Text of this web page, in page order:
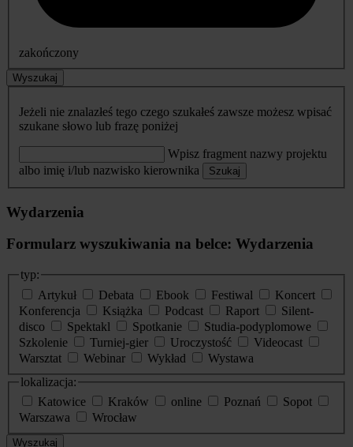
zakończony
Wyszukaj
Jeżeli nie znalazłeś tego czego szukałeś zawsze możesz wpisać
szukane słowo lub frazę poniżej
Wpisz fragment nazwy projektu
albo imię i/lub nazwisko kierownika
Szukaj
Wydarzenia
Formularz wyszukiwania na belce: Wydarzenia
typ:
Artykuł
Debata Ebook Festiwal
Koncert
Konferencja
Książka Podcast Raport
Silent-
disco
Spektakl Spotkanie
Studia-podyplomowe
Szkolenie
Turniej-gier Uroczystość
Videocast
Warsztat
Webinar Wykład
Wystawa
lokalizacja:
Katowice
Kraków online Poznań
Sopot
Warszawa
Wrocław
Wyszukaj